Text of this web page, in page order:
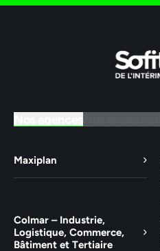
Maxiplan
Colmar – Industrie,
Logistique, Commerce,
Bâtiment et Tertiaire